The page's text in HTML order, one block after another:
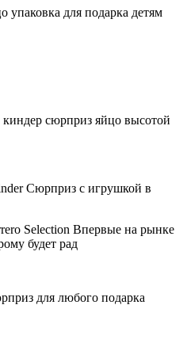
для подарка детям
сюрприз яйцо высотой
Сюрприз с игрушкой в
Selection Впервые на рынке
будет рад
для любого подарка